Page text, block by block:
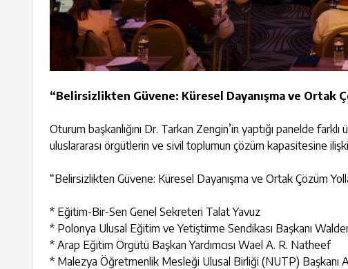
“Belirsizlikten Güvene: Küresel Dayanışma ve Ortak
Oturum başkanlığını Dr. Tarkan Zengin’in yaptığı panelde
uluslararası örgütlerin ve sivil toplumun çözüm kapasitesine
“Belirsizlikten Güvene: Küresel Dayanışma ve Ortak Çözüm
* Eğitim-Bir-Sen Genel Sekreteri Talat Yavuz
* Polonya Ulusal Eğitim ve Yetiştirme Sendikası Başkanı
* Arap Eğitim Örgütü Başkan Yardımcısı Wael A. R. Natheef
* Malezya Öğretmenlik Mesleği Ulusal Birliği (NUTP) Başkanı